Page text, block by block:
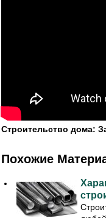
Строительство дома:
Похожие